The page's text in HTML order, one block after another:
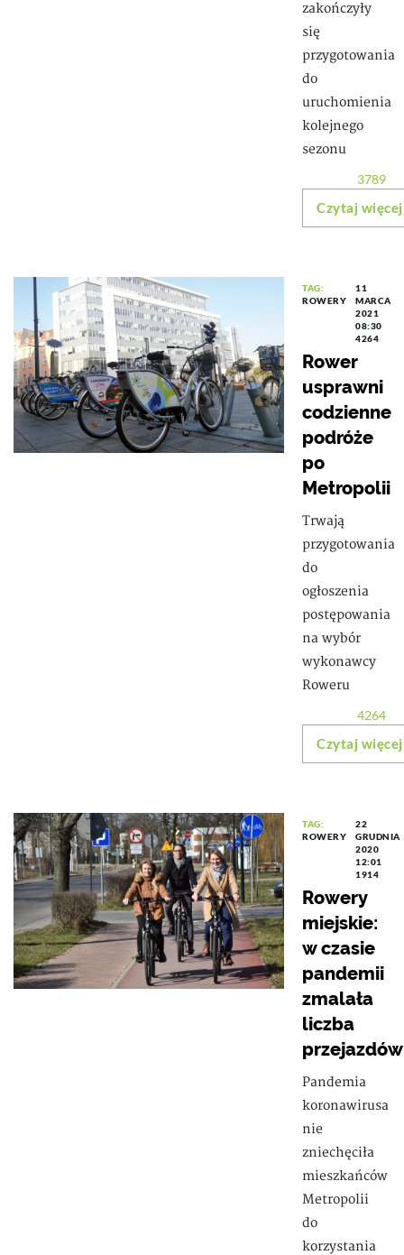
zakończyły
się
przygotowania
do
uruchomienia
kolejnego
sezonu
3789
Czytaj więcej
TAG:
ROWERY
11
MARCA
2021
08:30
4264
Rower
usprawni
codzienne
podróże
po
Metropolii
Trwają
przygotowania
do
ogłoszenia
postępowania
na wybór
wykonawcy
Roweru
4264
Czytaj więcej
TAG:
ROWERY
22
GRUDNIA
2020
12:01
1914
Rowery
miejskie:
w czasie
pandemii
zmalała
liczba
przejazdów
Pandemia
koronawirusa
nie
zniechęciła
mieszkańców
Metropolii
do
korzystania